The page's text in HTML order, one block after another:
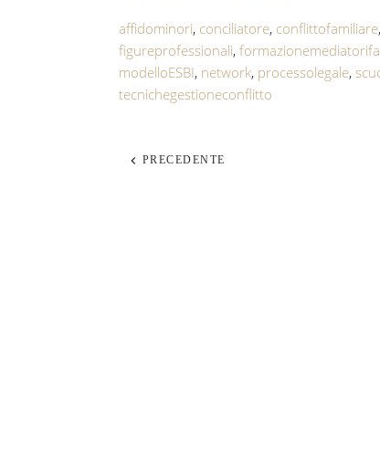
affidominori, conciliatore, conflittofamiliare,
figureprofessionali,
modelloESBI, network, processolegale,
tecnichegestioneconflitto
PRECEDENTE